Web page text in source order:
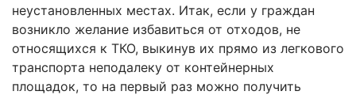
неустановленных местах. Итак, если у граждан
возникло желание избавиться от отходов, не
относящихся к ТКО, выкинув их прямо из легкового
транспорта неподалеку от контейнерных
площадок, то на первый раз можно получить